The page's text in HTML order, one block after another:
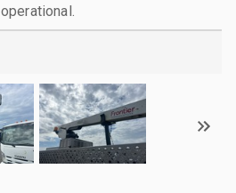
operational.